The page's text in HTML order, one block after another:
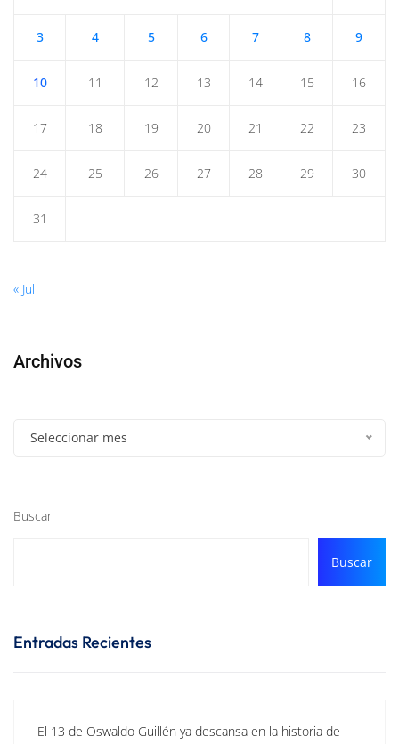
3 4 5 6 7 8 9
10 11 12 13 14 15 16
17 18 19 20 21 22 23
24 25 26 27 28 29 30
31
« Jul
Archivos
Seleccionar mes
Buscar
Buscar
Entradas Recientes
El 13 de Oswaldo Guillén ya descansa en la historia de